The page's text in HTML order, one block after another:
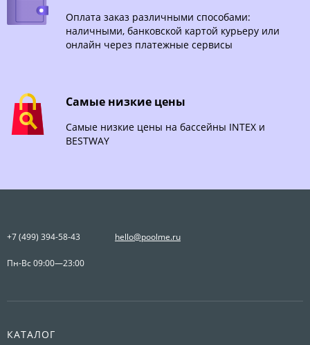
Оплата заказ различными способами:
наличными, банковской картой курьеру или
онлайн через платежные сервисы
Самые низкие цены
Самые низкие цены на бассейны INTEX и
BESTWAY
+7 (499) 394-58-43 hello@poolme.ru
Пн-Вс 09:00—23:00
КАТАЛОГ